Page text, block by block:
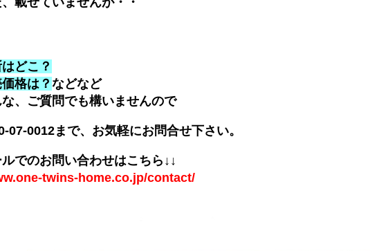
どこ？
格は？ などなど
な、ご質問でも構いませんので
07-0012まで、お気軽にお問合せ下さい。
でのお問い合わせはこちら↓↓
twins-home.co.jp/contact/